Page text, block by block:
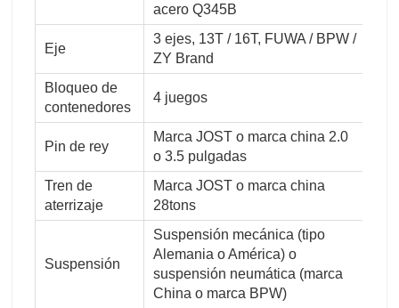
acero Q345B
Eje
3 ejes, 13T / 16T, FUWA / BPW /
ZY Brand
Bloqueo de
contenedores
4 juegos
Pin de rey
Marca JOST o marca china 2.0
o 3.5 pulgadas
Tren de
aterrizaje
Marca JOST o marca china
28tons
Suspensión
Suspensión mecánica (tipo
Alemania o América) o
suspensión neumática (marca
China o marca BPW)